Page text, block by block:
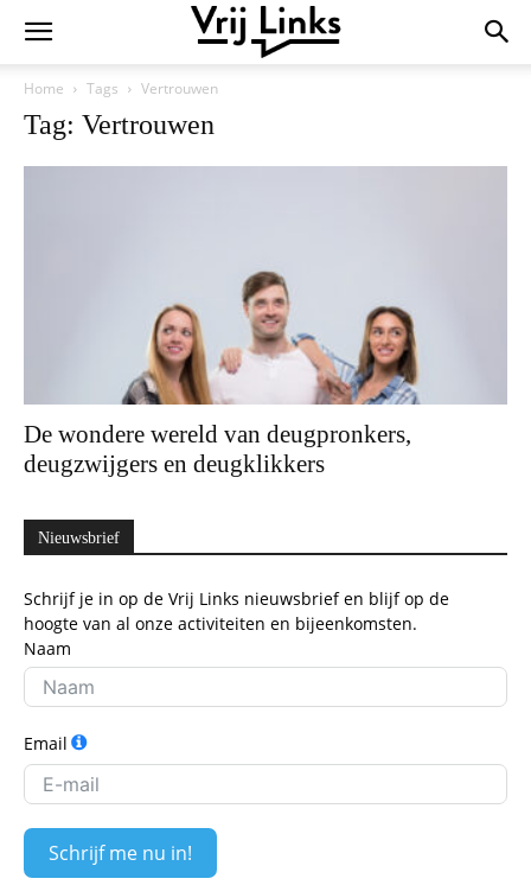
Home Tags Vertrouwen
Tag: Vertrouwen
De wondere wereld van deugpronkers,
deugzwijgers en deugklikkers
Nieuwsbrief
Schrijf je in op de Vrij Links nieuwsbrief en blijf op de
hoogte van al onze activiteiten en bijeenkomsten.
Naam
Email
Schrijf me nu in!